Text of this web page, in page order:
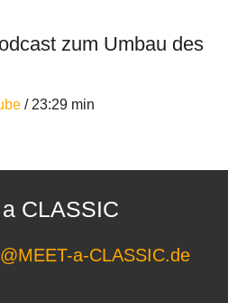
zum Umbau des
/ 23:29 min
CLASSIC
a-CLASSIC.de